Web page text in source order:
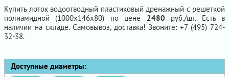
Купить лоток водоотводный пластиковый дренажный с решеткой
полиамидной (1000х146х80) по цене 2480 руб./шт. Есть в
наличии на складе. Самовывоз, доставка! Звоните: +7 (495) 724-
32-38.
Доступные диаметры: